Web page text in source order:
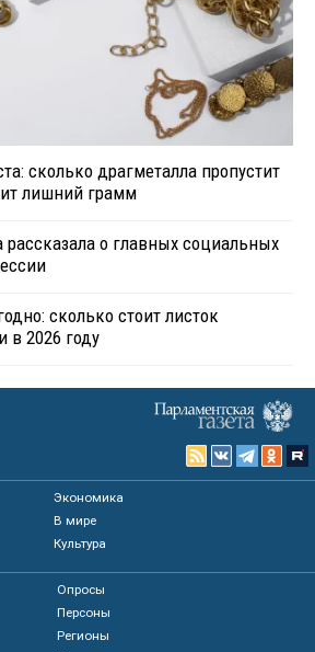
сколько драгметалла пропустит
лишний грамм
рассказала о главных социальных
сколько стоит листок
в 2026 году
Экономика
В мире
Культура
Опросы
Персоны
Регионы